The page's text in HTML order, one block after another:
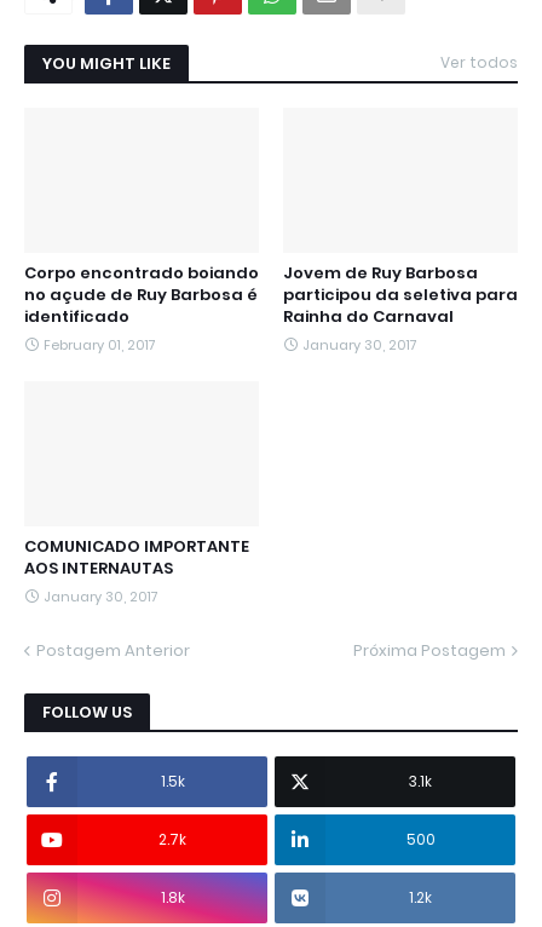
YOU MIGHT LIKE Ver todos
Corpo encontrado boiando
no açude de Ruy Barbosa é
identificado
February 01, 2017
Jovem de Ruy Barbosa
participou da seletiva para
Rainha do Carnaval
January 30, 2017
COMUNICADO IMPORTANTE
AOS INTERNAUTAS
January 30, 2017
Postagem Anterior Próxima Postagem
FOLLOW US
1.5k 3.1k
2.7k 500
1.8k 1.2k